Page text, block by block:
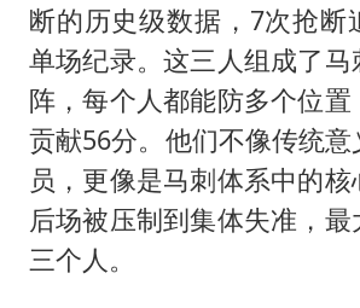
断的历史级数据，7次抢断
单场纪录。这三人组成了马
阵，每个人都能防多个位
贡献56分。他们不像传统
员，更像是马刺体系中的
后场被压制到集体失准，
三个人。